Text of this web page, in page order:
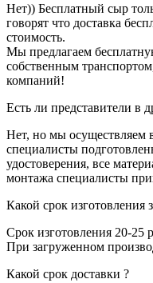
Нет)) Бесплатный сыр
говорят что доставка
стоимость.
Мы предлагаем
собственным
компаний!
Есть ли представители в
Нет, но мы осуществляем
специалисты
удостоверения, все
монтажа специалисты
Какой срок изготовления
Срок изготовления 20-25
При загруженном
Какой срок доставки ?